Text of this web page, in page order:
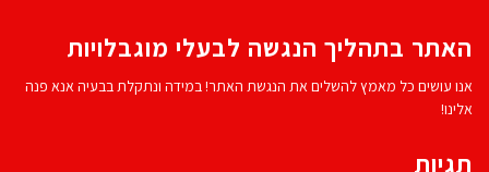
האתר בתהליך הנגשה לבעלי מוגבלויות
אנו עושים כל מאמץ להשלים את הנגשת האתר! במידה ונתקלת בבעיה אנא פנה
אלינו!
תגיות